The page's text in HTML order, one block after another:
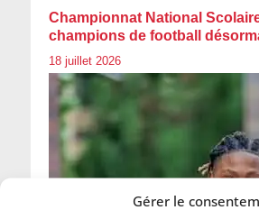
Gérer le
Championnat National
champions de football
18 juillet 2026